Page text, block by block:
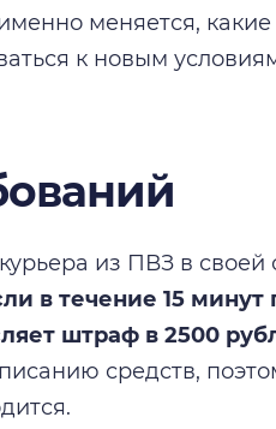
меняется,
к новым
из ПВЗ в своей
в течение 15 минут
штраф в 2500
средств,